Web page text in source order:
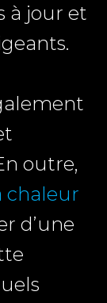
à jour et
outre,
chaleur
d’une